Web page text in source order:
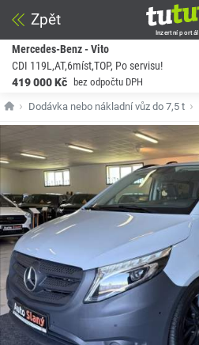
Zpět
Inzertní portál
Mercedes-Benz - Vito
CDI 119L,AT,6míst,TOP, Po servisu!
419 000 Kč
bez odpočtu DPH
Dodávka nebo nákladní vůz do 7,5 t